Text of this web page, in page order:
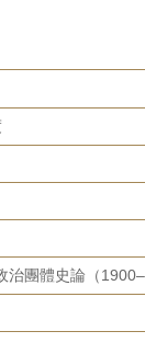
治團體史論（